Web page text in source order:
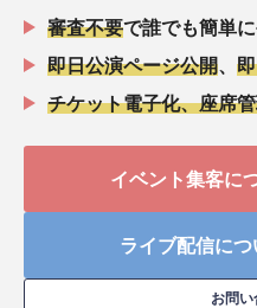
審査不要で誰でも簡単
即日公演ページ公開
チケット電子化、座席
イベント集客に
ライブ配信に
お問